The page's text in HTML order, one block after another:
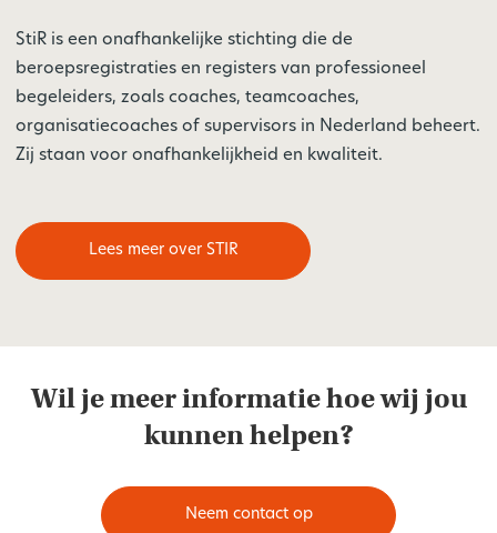
StiR is een onafhankelijke stichting die de
beroepsregistraties en registers van professioneel
begeleiders, zoals coaches, teamcoaches,
organisatiecoaches of supervisors in Nederland beheert.
Zij staan voor onafhankelijkheid en kwaliteit.
Lees meer over STIR
Wil je meer informatie hoe wij jou
kunnen helpen?
Neem contact op